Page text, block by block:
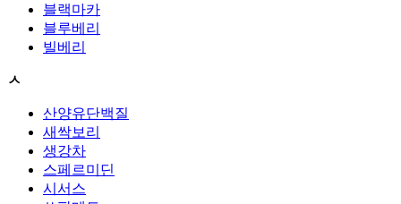
블랙마카
블루베리
빌베리
ㅅ
산양유단백질
새싹보리
생강차
스페르미딘
시서스